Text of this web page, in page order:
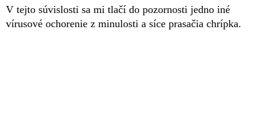
V tejto súvislosti sa mi tlačí do pozornosti jedno iné
vírusové ochorenie z minulosti a síce prasačia chrípka.